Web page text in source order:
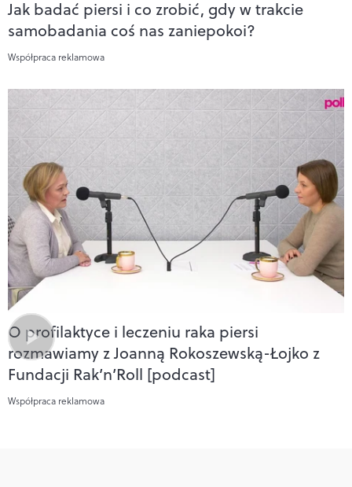
Jak badać piersi i co zrobić, gdy w trakcie
samobadania coś nas zaniepokoi?
Współpraca reklamowa
O profilaktyce i leczeniu raka piersi
rozmawiamy z Joanną Rokoszewską-Łojko z
Fundacji Rak’n’Roll [podcast]
Współpraca reklamowa